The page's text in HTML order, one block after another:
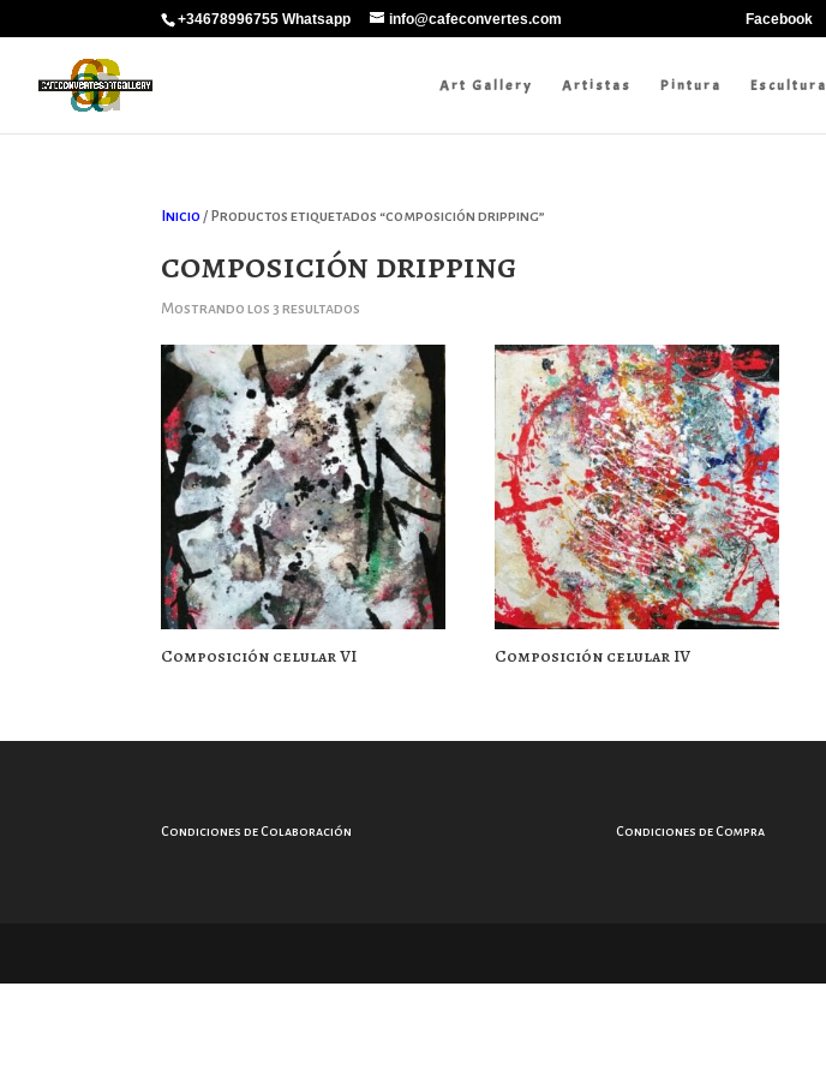
+34678996755 Whatsapp info@cafeconvertes.com Facebook
Art Gallery Artistas Pintura Escultura
Inicio / Productos etiquetados “composición dripping”
composición dripping
Mostrando los 3 resultados
los
últimos
Composición celular VI Composición celular IV
Condiciones de Colaboración Condiciones de Compra